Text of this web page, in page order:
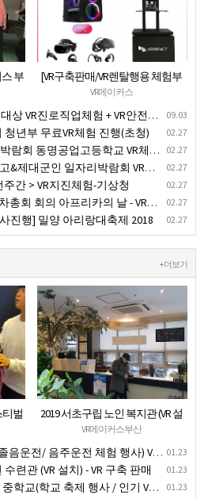
부
스
[VR구축판매/VR렌탈행용 체험부
스][신제품](가성비최고) 1PC 2VR
일체형행사부스 세트(1부스-2인
따로 게임진행)
VR메이커스
09.03
직업체험 + VR안전교육 프로그램 운영공고
02.27
년부 무료VR체험 진행(초청)
02.27
회 동명공업고등학교 VR체험존
02.27
자리박람회 VR체험부스운영(18.10.17)-VR행사
02.27
간 > VR지진체험-기상청
02.27
회의 아프리카의 날 - VR부스설치
02.27
진행] 밀양 아리랑대축제 2018
+ 더보기
티벌
렌
2019 서초구립 노인 복지관 (VR 설
치) - VR 구축 판매
VR메이커스부산
01.23
주운전 체험 행사) VR 체험 - VR 렌탈대여 행사
01.23
련관 (VR 설치) - VR 구축 판매
01.23
제 행사 / 인기 VR 컨텐츠 ) - VR렌탈대여 행사